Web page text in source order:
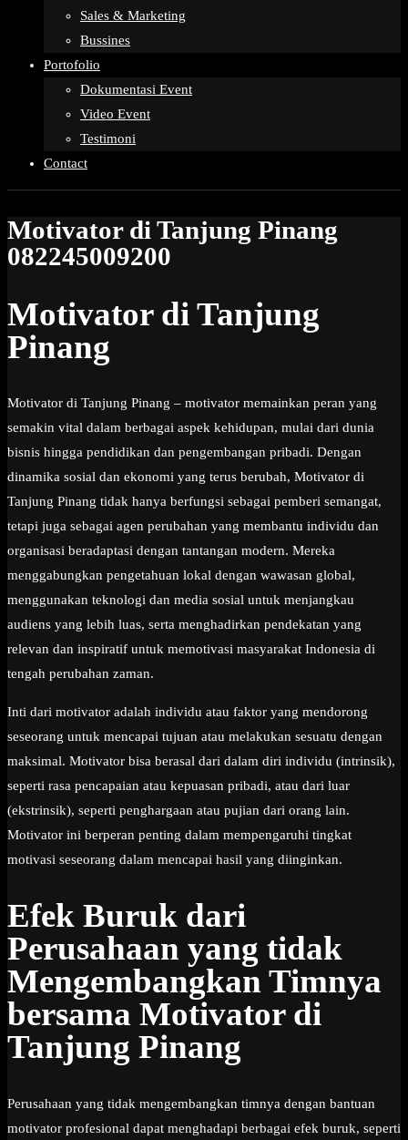
Sales & Marketing
Bussines
Portofolio
Dokumentasi Event
Video Event
Testimoni
Contact
Motivator di Tanjung Pinang
082245009200
Motivator di Tanjung
Pinang
Motivator di Tanjung Pinang – motivator memainkan peran yang
semakin vital dalam berbagai aspek kehidupan, mulai dari dunia
bisnis hingga pendidikan dan pengembangan pribadi. Dengan
dinamika sosial dan ekonomi yang terus berubah, Motivator di
Tanjung Pinang tidak hanya berfungsi sebagai pemberi semangat,
tetapi juga sebagai agen perubahan yang membantu individu dan
organisasi beradaptasi dengan tantangan modern. Mereka
menggabungkan pengetahuan lokal dengan wawasan global,
menggunakan teknologi dan media sosial untuk menjangkau
audiens yang lebih luas, serta menghadirkan pendekatan yang
relevan dan inspiratif untuk memotivasi masyarakat Indonesia di
tengah perubahan zaman.
Inti dari motivator adalah individu atau faktor yang mendorong
seseorang untuk mencapai tujuan atau melakukan sesuatu dengan
maksimal. Motivator bisa berasal dari dalam diri individu (intrinsik),
seperti rasa pencapaian atau kepuasan pribadi, atau dari luar
(ekstrinsik), seperti penghargaan atau pujian dari orang lain.
Motivator ini berperan penting dalam mempengaruhi tingkat
motivasi seseorang dalam mencapai hasil yang diinginkan.
Efek Buruk dari
Perusahaan yang tidak
Mengembangkan Timnya
bersama Motivator di
Tanjung Pinang
Perusahaan yang tidak mengembangkan timnya dengan bantuan
motivator profesional dapat menghadapi berbagai efek buruk, seperti